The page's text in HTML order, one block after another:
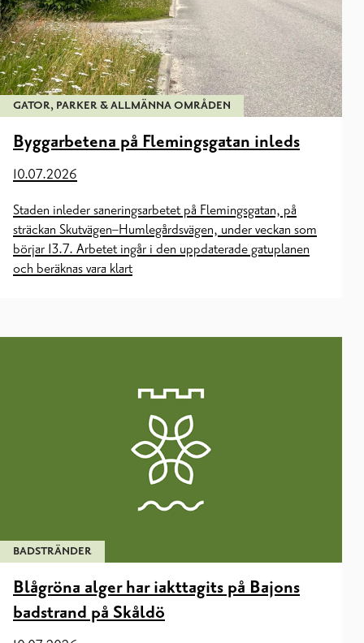
GATOR, PARKER & ALLMÄNNA OMRÅDEN
Byggarbetena på Flemingsgatan inleds
10.07.2026
Staden inleder saneringsarbetet på Flemingsgatan, på
sträckan Skutvägen–Humlegårdsvägen, under veckan som
börjar 13.7. Arbetet ingår i den uppdaterade gatuplanen
och beräknas vara klart
BADSTRÄNDER
Blågröna alger har iakttagits på Bajons
badstrand på Skåldö